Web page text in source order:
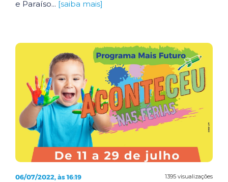
e Paraíso... [saiba mais]
1395 visualizações
06/07/2022, às 16:19